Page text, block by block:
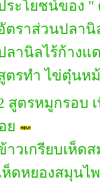
ระโยชน์ของ "
ตราส่วนปลา
ลานิลไร้ก้างแ
ตรทำ ไข่ตุ๋นห
สูตรหมูกรอบ
ย
าวเกรียบเห็ด
ห็ดหยองสมุนไ